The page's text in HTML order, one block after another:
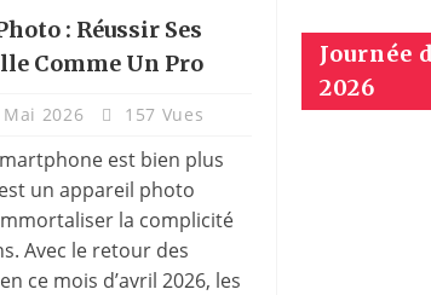
: Réussir Ses
Comme Un Pro
Mai 2026 157 Vues
est bien plus
un appareil photo
la complicité
Avec le retour des
ce mois d’avril 2026, les
Journée
2026